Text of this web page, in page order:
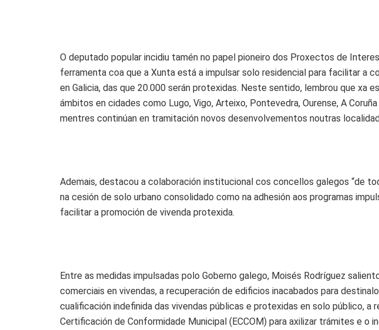
O deputado popular incidiu tamén no papel pioneiro dos Proxectos de
ferramenta coa que a Xunta está a impulsar solo residencial para facilitar a
en Galicia, das que 20.000 serán protexidas. Neste sentido, lembrou que xa
ámbitos en cidades como Lugo, Vigo, Arteixo, Pontevedra, Ourense, A
mentres continúan en tramitación novos desenvolvementos noutras
Ademais, destacou a colaboración institucional cos concellos galegos “de
na cesión de solo urbano consolidado como na adhesión aos programas
facilitar a promoción de vivenda protexida.
Entre as medidas impulsadas polo Goberno galego, Moisés Rodríguez
comerciais en vivendas, a recuperación de edificios inacabados para
cualificación indefinida das vivendas públicas e protexidas en solo público, a
Certificación de Conformidade Municipal (ECCOM) para axilizar trámites e o